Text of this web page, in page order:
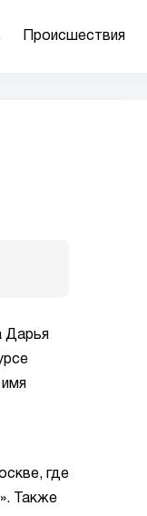
Происшествия
Дарья
где
Также